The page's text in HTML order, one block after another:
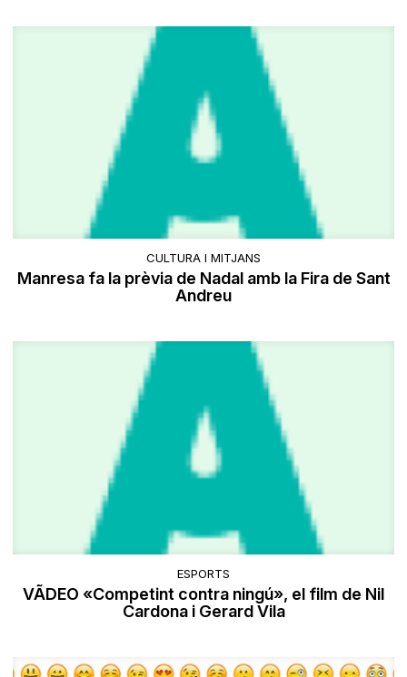
CULTURA I MITJANS
Manresa fa la prèvia de Nadal amb la Fira de Sant
Andreu
ESPORTS
VÃDEO «Competint contra ningú», el film de Nil
Cardona i Gerard Vila